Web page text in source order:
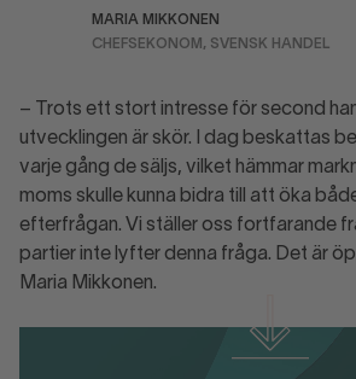
MARIA MIKKONEN
CHEFSEKONOM, SVENSK HANDEL
– Trots ett stort intresse för second
utvecklingen är skör. I dag beskattas
varje gång de säljs, vilket hämmar
moms skulle kunna bidra till att öka
efterfrågan. Vi ställer oss fortfarande
partier inte lyfter denna fråga. Det är
Maria Mikkonen.